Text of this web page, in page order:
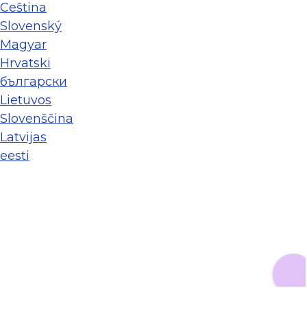
Ceština
Slovenský
Magyar
Hrvatski
български
Lietuvos
Slovenščina
Latvijas
eesti